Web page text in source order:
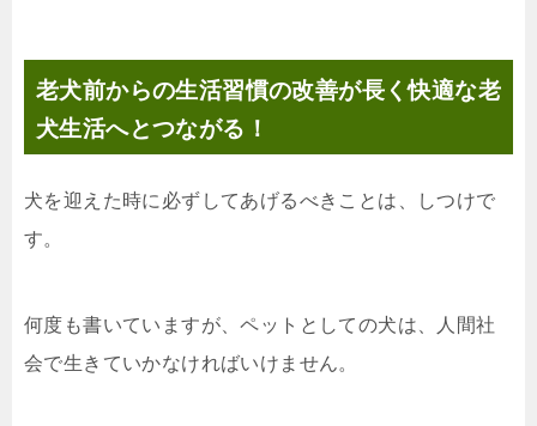
老犬前からの生活習慣の改善が長く快適な老
犬生活へとつながる！
犬を迎えた時に必ずしてあげるべきことは、しつけで
す。
何度も書いていますが、ペットとしての犬は、人間社
会で生きていかなければいけません。